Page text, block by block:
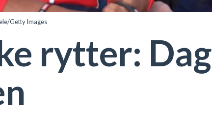
Getty Images
rytter: Dag